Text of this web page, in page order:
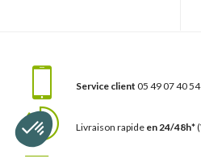
Service client 05 49 07 40 54
Livraison rapide en 24/48h*